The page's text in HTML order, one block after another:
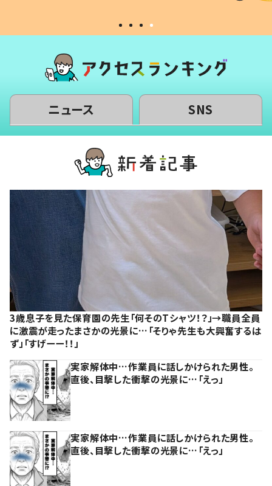
ニュース SNS
3歳息子を見た保育園の先生「何そのTシャツ！？」→職員全員
に激震が走ったまさかの光景に…「そりゃ先生も大興奮するは
ず」「すげーー！！」
実家解体中…作業員に話しかけられた男性。
直後、目撃した衝撃の光景に…「えっ」
実家解体中…作業員に話しかけられた男性。
直後、目撃した衝撃の光景に…「えっ」